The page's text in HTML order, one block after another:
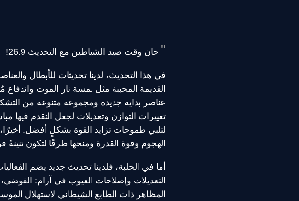
حان وقت صيد الشياطين مع التحديث 26.9!
في هذا التحديث، لدينا تحديثات للأبطال
القديمة المحببة مثل لمسة نار الموت واندفاع
عناصر بداية جديدة ومجموعة متنوعة من
تغييرات التوازن وتعديلات لجعل التقدم فيها
لتلبي طموحات تزايد القوة بشكلٍ أفضل.
الهجوم وقوة القدرة ومنحها طرقًا لتكون تنينةً
أما في الحلبة، فلدينا تحديث جديد يضم
المظاهر ذات الطابع الشيطاني لاستهلال الموسم 2: بؤرة